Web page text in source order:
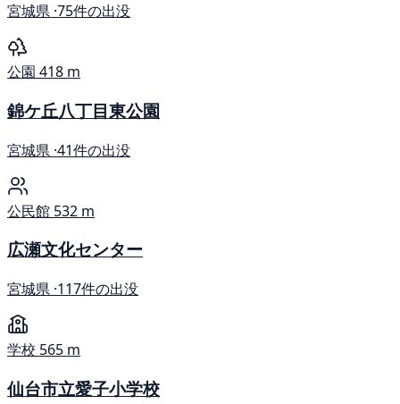
宮城県 ·75件の出没
公園 418 m
錦ケ丘八丁目東公園
宮城県 ·41件の出没
公民館 532 m
広瀬文化センター
宮城県 ·117件の出没
学校 565 m
仙台市立愛子小学校